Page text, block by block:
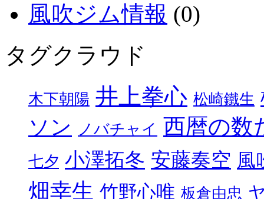
風吹ジム情報 (0)
タグクラウド
木下朝陽 井上拳心 松崎鐵生
ソン
ノバチャイ 西暦の数
七夕 小澤拓冬 安藤奏空 風
畑幸生 竹野心唯 板倉由忠